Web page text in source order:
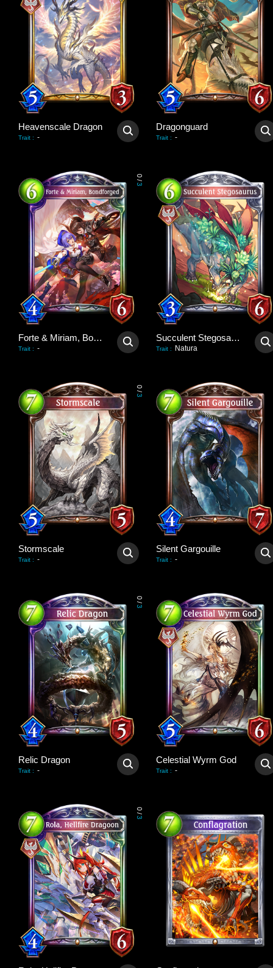
Heavenscale Dragon
Trait : -
Dragonguard
Trait : -
0
/
3
Forte & Miriam, Bondforged
Trait : -
Succulent Stegosaurus
Trait : Natura
0
/
3
Stormscale
Trait : -
Silent Gargouille
Trait : -
0
/
3
Relic Dragon
Trait : -
Celestial Wyrm God
Trait : -
0
/
3